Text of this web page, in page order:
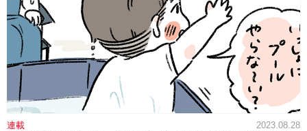
連載 2023.08.28